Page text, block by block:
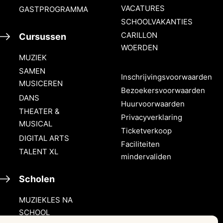
GASTPROGRAMMA
Cursussen
MUZIEK
SAMEN
MUSICEREN
DANS
THEATER &
MUSICAL
DIGITAL ARTS
TALENT XL
Scholen
MUZIEKLES NA
SCHOOL
VACATURES
SCHOOLVAKANTIES
CARILLON
WOERDEN
Inschrijvingsvoorwaarden
Bezoekersvoorwaarden
Huurvoorwaarden
Privacyverklaring
Ticketverkoop
Faciliteiten
mindervaliden